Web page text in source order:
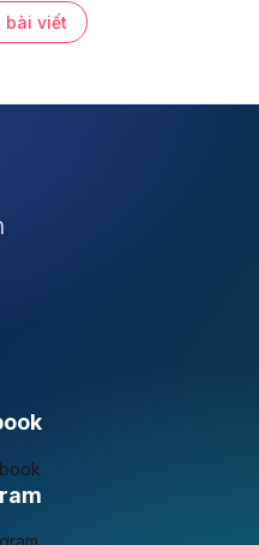
bài viết